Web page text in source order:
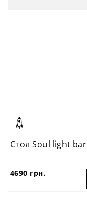
Стол Soul light bar
4690 грн.